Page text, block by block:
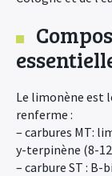
Le limonène est
renferme :
– carbures MT:
y-terpinène (8-
– carbure ST : B-